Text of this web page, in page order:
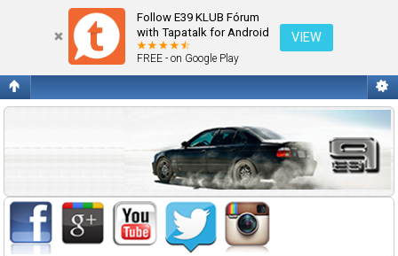
Follow E39 KLUB Fórum
with Tapatalk for Android
FREE - on Google Play
VIEW
Alkatrész